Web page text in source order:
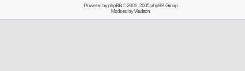
Powered byphpBB© 2001, 2005 phpBB Group
Modded byVladson